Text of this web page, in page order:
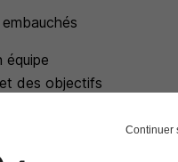
équipe
des objectifs
et les
Continuer